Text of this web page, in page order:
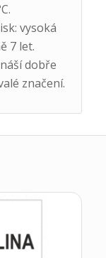
vysoká
7 let.
dobře
značení.